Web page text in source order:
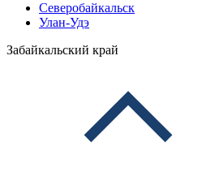
Северобайкальск
Улан-Удэ
Забайкальский край